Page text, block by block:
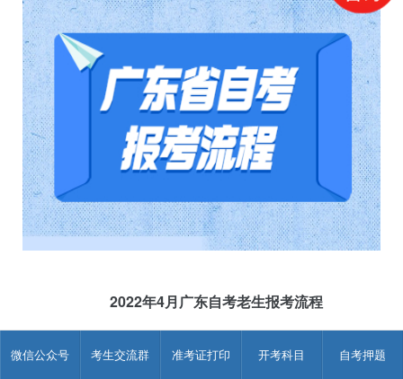
微信公众号 考生交流群 准考证打印 开考科目 自考押题
2022年4月广东自考老生报考流程
码”)，然后通过广东省自学考试管理系统从【考生报考】通道报